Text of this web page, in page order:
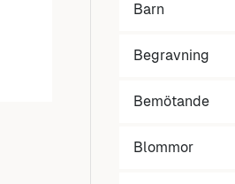
Barn
Begravning
Bemötande
Blommor